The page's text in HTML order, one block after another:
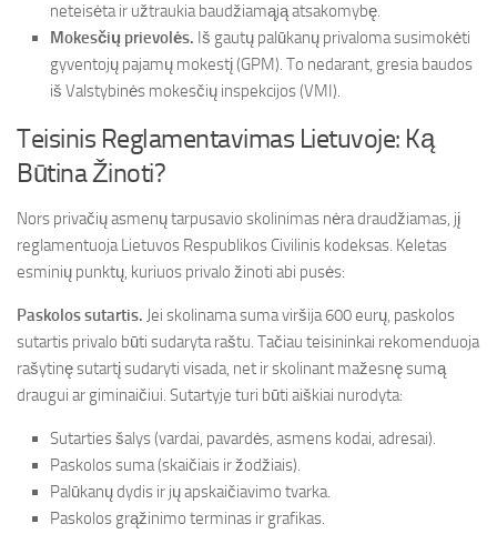
neteisėta ir užtraukia baudžiamąją atsakomybę.
Mokesčių prievolės. Iš gautų palūkanų privaloma susimokėti
gyventojų pajamų mokestį (GPM). To nedarant, gresia baudos
iš Valstybinės mokesčių inspekcijos (VMI).
Teisinis Reglamentavimas Lietuvoje: Ką
Būtina Žinoti?
Nors privačių asmenų tarpusavio skolinimas nėra draudžiamas, jį
reglamentuoja Lietuvos Respublikos Civilinis kodeksas. Keletas
esminių punktų, kuriuos privalo žinoti abi pusės:
Paskolos sutartis. Jei skolinama suma viršija 600 eurų, paskolos
sutartis privalo būti sudaryta raštu. Tačiau teisininkai rekomenduoja
rašytinę sutartį sudaryti visada, net ir skolinant mažesnę sumą
draugui ar giminaičiui. Sutartyje turi būti aiškiai nurodyta:
Sutarties šalys (vardai, pavardės, asmens kodai, adresai).
Paskolos suma (skaičiais ir žodžiais).
Palūkanų dydis ir jų apskaičiavimo tvarka.
Paskolos grąžinimo terminas ir grafikas.